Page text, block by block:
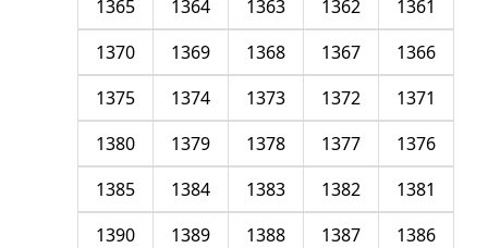
1361
1362
1363
1364
1365
1366
1367
1368
1369
1370
1371
1372
1373
1374
1375
1376
1377
1378
1379
1380
1381
1382
1383
1384
1385
1386
1387
1388
1389
1390